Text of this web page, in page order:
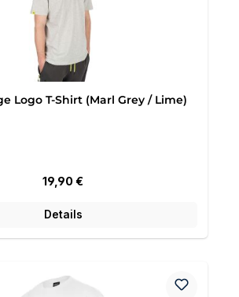
Logo T-Shirt (Marl Grey / Lime)
Regulärer Preis:
19,90 €
Details